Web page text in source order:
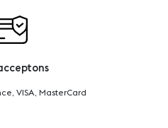
VISA, MasterCard